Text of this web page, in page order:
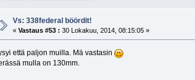
Vs: 338federal böördit!
«Vastaus #53 : 30 Lokakuu, 2014, 08:15:05 »
että paljon muilla. Mä vastasin
mulla on 130mm.